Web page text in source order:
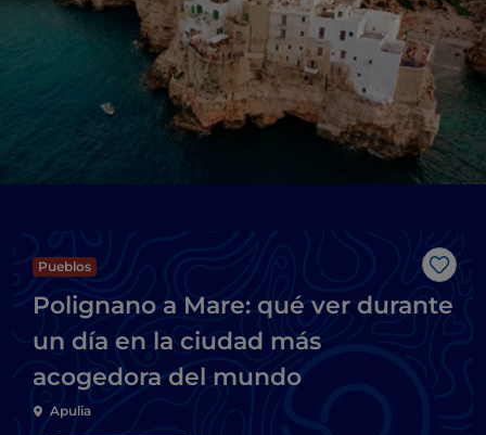
Me
Pueblos
Polignano a Mare: qué ver durante
un día en la ciudad más
acogedora del mundo
Apulia